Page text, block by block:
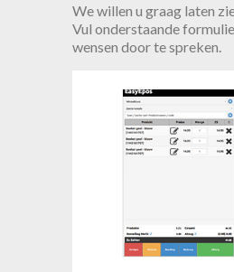
We willen u graag laten
Vul onderstaande
wensen door te spreken.